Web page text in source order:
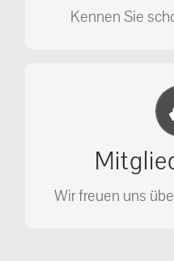
Kennen Sie
Wir freuen uns
Jetzt
Unterstützen